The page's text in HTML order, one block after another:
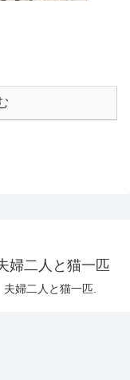
婦二人と猫一匹
婦二人と猫一匹.